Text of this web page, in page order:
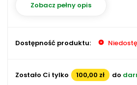
Zobacz pełny opis
Dostępność produktu:
Zostało Ci tylko 100,00 zł do